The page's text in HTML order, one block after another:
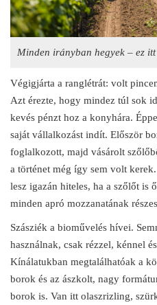
Minden irányban hegyek – ez
Végigjárta a ranglétrát: volt
Azt érezte, hogy mindez túl sok
kevés pénzt hoz a konyhára.
saját vállalkozást indít. Először
foglalkozott, majd vásárolt
a történet még így sem volt
lesz igazán hiteles, ha a szőlőt is
minden apró mozzanatának
Szásziék a bioművelés hívei.
használnak, csak rézzel, kénnel
Kínálatukban megtalálhatóak a
borok és az ászkolt, nagy
borok is. Van itt olaszrizling,